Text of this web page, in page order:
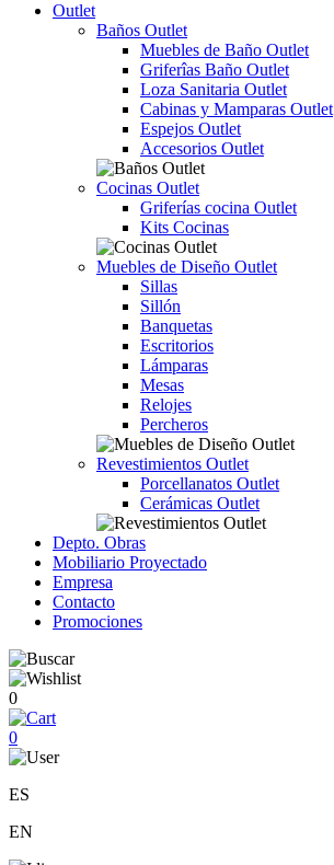
Outlet
Baños Outlet
Muebles de Baño Outlet
Griferîas Baño Outlet
Loza Sanitaria Outlet
Cabinas y Mamparas Outlet
Espejos Outlet
Accesorios Outlet
Cocinas Outlet
Griferías cocina Outlet
Kits Cocinas
Muebles de Diseño Outlet
Sillas
Sillón
Banquetas
Escritorios
Lámparas
Mesas
Relojes
Percheros
Revestimientos Outlet
Porcellanatos Outlet
Cerámicas Outlet
Depto. Obras
Mobiliario Proyectado
Empresa
Contacto
Promociones
0
0
ES
EN